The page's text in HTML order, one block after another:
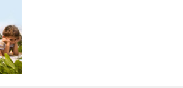
VITA IN CAMPAGNA